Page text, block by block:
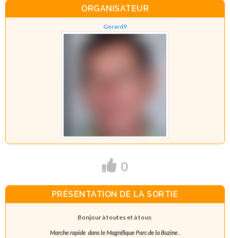
ORGANISATEUR
Gerard9
0
PRÉSENTATION DE LA SORTIE
Bonjour à toutes et à tous
Marche rapide dans leMagnifique Parc de la Buzine .